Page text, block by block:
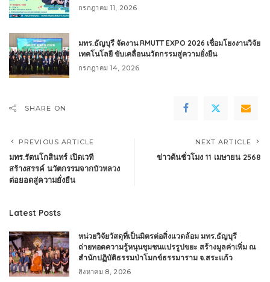
กรกฎาคม 11, 2026
มทร.ธัญบุรี จัดงาน RMUTT EXPO 2026 เชื่อมโยงงานวิจัย
เทคโนโลยี ขับเคลื่อนนวัตกรรมสู่ความยั่งยืน
กรกฎาคม 14, 2026
SHARE ON
PREVIOUS ARTICLE
มทร.รัตนโกสินทร์ เปิดเวที
สร้างสรรค์ นวัตกรรมจากบัวหลวง
ต่อยอดสู่ความยั่งยืน
NEXT ARTICLE
ข่าวต้นชั่วโมง 11 เมษายน 2568
Latest Posts
หน่วยวิจัยวัสดุที่เป็นมิตรต่อสิ่งแวดล้อม มทร.ธัญบุรี
ถ่ายทอดความรู้หนุนชุมชนแปรรูปขยะ สร้างมูลค่าเพิ่ม ณ
สำนักปฏิบัติธรรมป่าโมกข์ธรรมาราม จ.สระแก้ว
สิงหาคม 8, 2026